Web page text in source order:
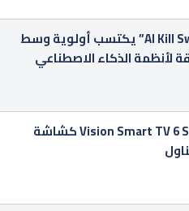
مشروع قانون “AI Kill Switch” يكتسب أولوية وسط
لأنظمة الذكاء الاصطناعي
هواوي تطرح Vision Smart TV 6 SE RGB كشاشة